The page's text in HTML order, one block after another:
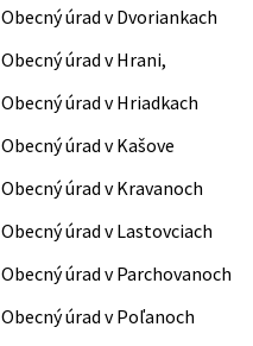
Obecný úrad v Dvoriankach
Obecný úrad v Hrani,
Obecný úrad v Hriadkach
Obecný úrad v Kašove
Obecný úrad v Kravanoch
Obecný úrad v Lastovciach
Obecný úrad v Parchovanoch
Obecný úrad v Poľanoch